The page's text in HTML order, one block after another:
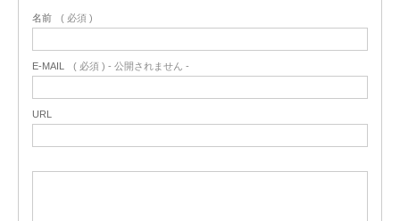
名前 ( 必須 )
E-MAIL ( 必須 ) - 公開されません -
URL